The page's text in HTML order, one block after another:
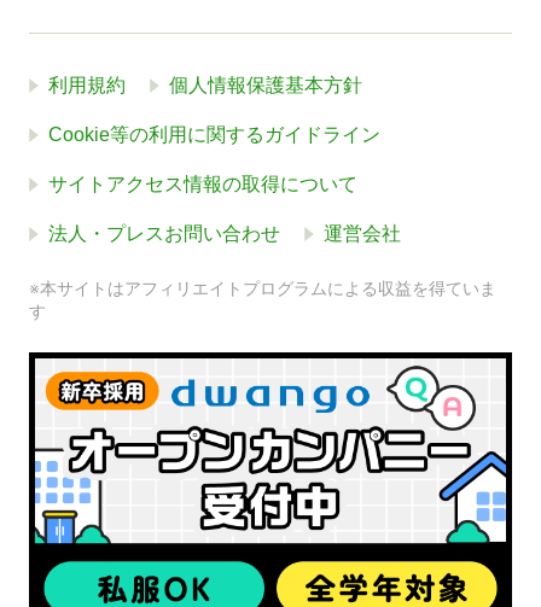
利用規約 個人情報保護基本方針
Cookie等の利用に関するガイドライン
サイトアクセス情報の取得について
法人・プレスお問い合わせ 運営会社
※本サイトはアフィリエイトプログラムによる収益を得ていま
す